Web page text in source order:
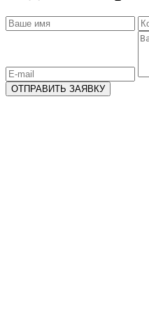
ОТПРАВИТЬ ЗАЯВКУ